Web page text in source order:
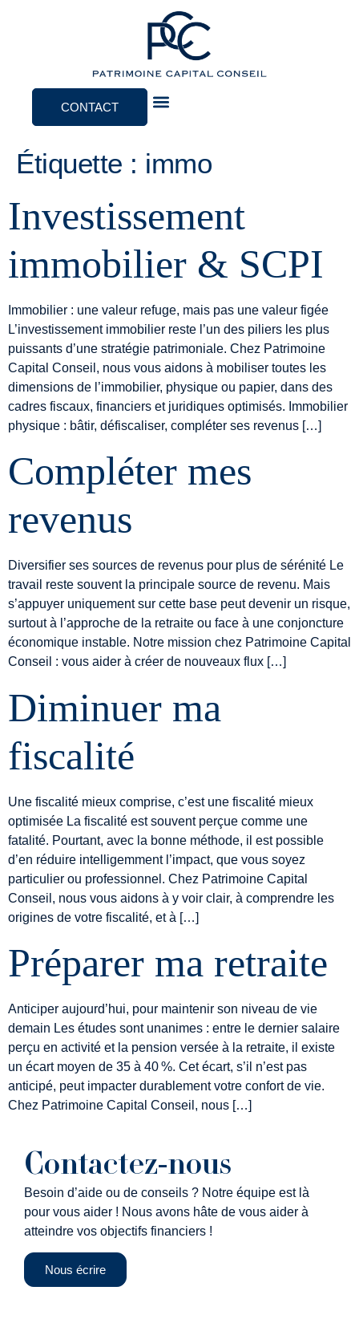
CONTACT
Étiquette : immo
Investissement
immobilier & SCPI
Immobilier : une valeur refuge, mais pas une valeur figée
L’investissement immobilier reste l’un des piliers les plus
puissants d’une stratégie patrimoniale. Chez Patrimoine
Capital Conseil, nous vous aidons à mobiliser toutes les
dimensions de l’immobilier, physique ou papier, dans des
cadres fiscaux, financiers et juridiques optimisés. Immobilier
physique : bâtir, défiscaliser, compléter ses revenus […]
Compléter mes
revenus
Diversifier ses sources de revenus pour plus de sérénité Le
travail reste souvent la principale source de revenu. Mais
s’appuyer uniquement sur cette base peut devenir un risque,
surtout à l’approche de la retraite ou face à une conjoncture
économique instable. Notre mission chez Patrimoine Capital
Conseil : vous aider à créer de nouveaux flux […]
Diminuer ma
fiscalité
Une fiscalité mieux comprise, c’est une fiscalité mieux
optimisée La fiscalité est souvent perçue comme une
fatalité. Pourtant, avec la bonne méthode, il est possible
d’en réduire intelligemment l’impact, que vous soyez
particulier ou professionnel. Chez Patrimoine Capital
Conseil, nous vous aidons à y voir clair, à comprendre les
origines de votre fiscalité, et à […]
Préparer ma retraite
Anticiper aujourd’hui, pour maintenir son niveau de vie
demain Les études sont unanimes : entre le dernier salaire
perçu en activité et la pension versée à la retraite, il existe
un écart moyen de 35 à 40 %. Cet écart, s’il n’est pas
anticipé, peut impacter durablement votre confort de vie.
Chez Patrimoine Capital Conseil, nous […]
Contactez-nous
Besoin d’aide ou de conseils ? Notre équipe est là
pour vous aider ! Nous avons hâte de vous aider à
atteindre vos objectifs financiers !
Nous écrire